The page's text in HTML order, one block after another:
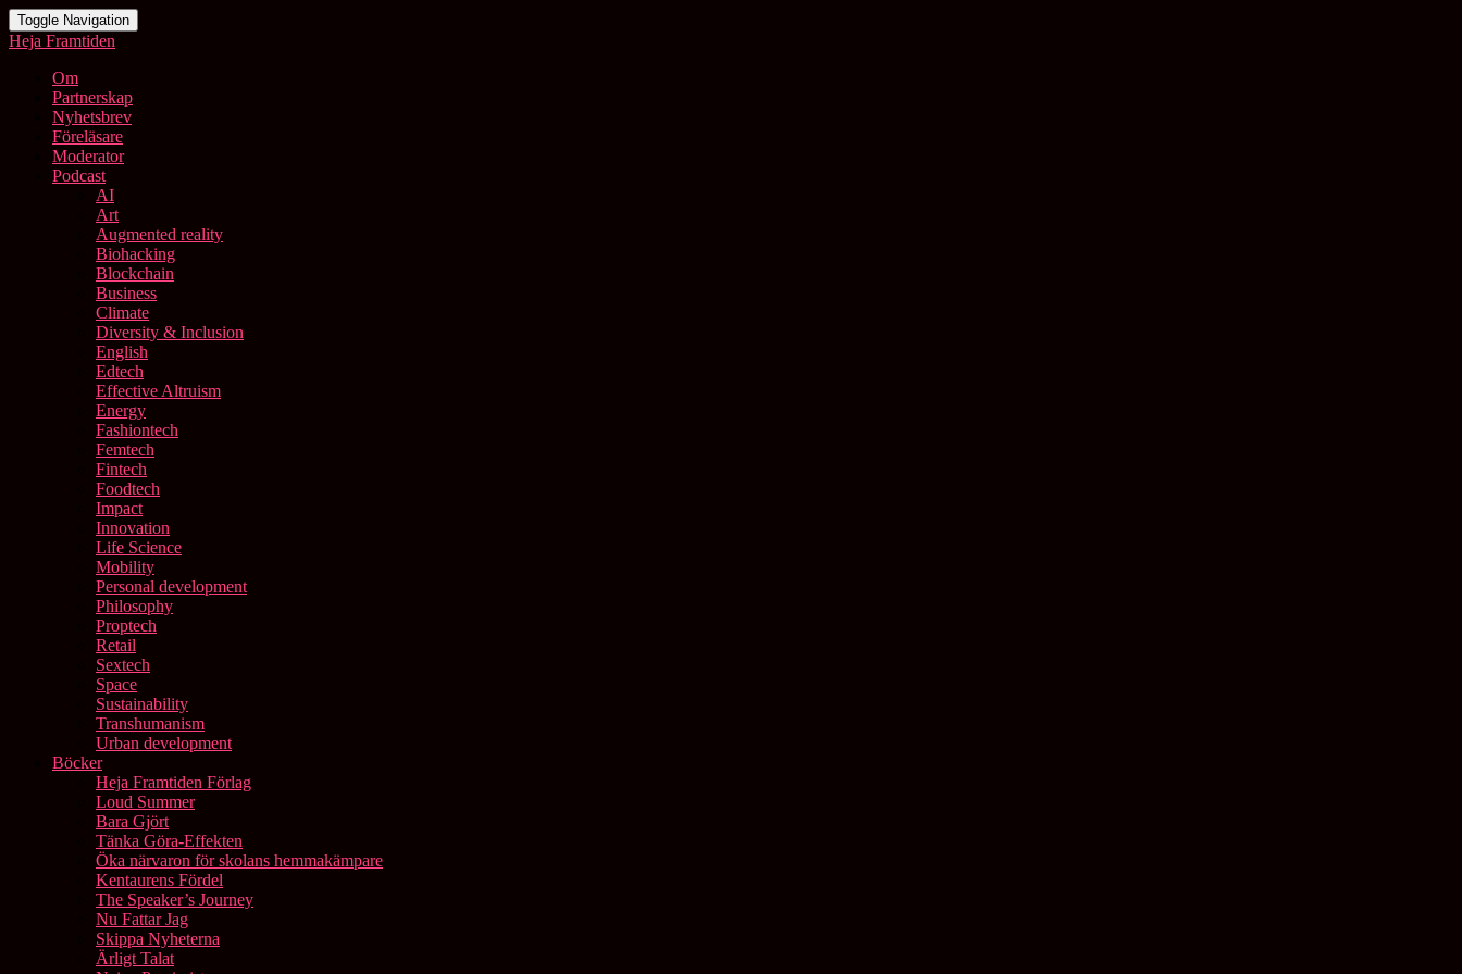
Toggle Navigation
Heja Framtiden
Om
Partnerskap
Nyhetsbrev
Föreläsare
Moderator
Podcast
AI
Art
Augmented reality
Biohacking
Blockchain
Business
Climate
Diversity & Inclusion
English
Edtech
Effective Altruism
Energy
Fashiontech
Femtech
Fintech
Foodtech
Impact
Innovation
Life Science
Mobility
Personal development
Philosophy
Proptech
Retail
Sextech
Space
Sustainability
Transhumanism
Urban development
Böcker
Heja Framtiden Förlag
Loud Summer
Bara Gjört
Tänka Göra-Effekten
Öka närvaron för skolans hemmakämpare
Kentaurens Fördel
The Speaker’s Journey
Nu Fattar Jag
Skippa Nyheterna
Ärligt Talat